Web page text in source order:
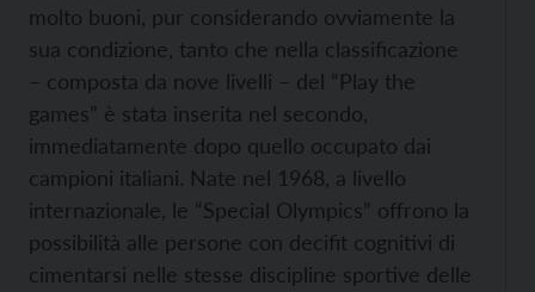
molto buoni, pur considerando ovviamente la
sua condizione, tanto che nella classificazione
– composta da nove livelli – del “Play the
games” è stata inserita nel secondo,
immediatamente dopo quello occupato dai
campioni italiani. Nate nel 1968, a livello
internazionale, le “Special Olympics” offrono la
possibilità alle persone con decifit cognitivi di
cimentarsi nelle stesse discipline sportive delle